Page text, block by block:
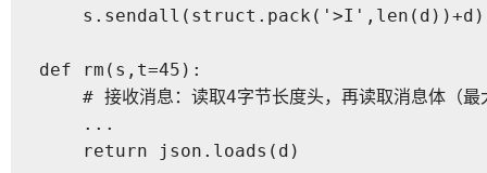
    s.sendall(struct.pack('>I',len(d))+d)
def rm(s,t=45):
# 接收消息：读取4字节长度头，再读取消息体（
    ...
    return json.loads(d)